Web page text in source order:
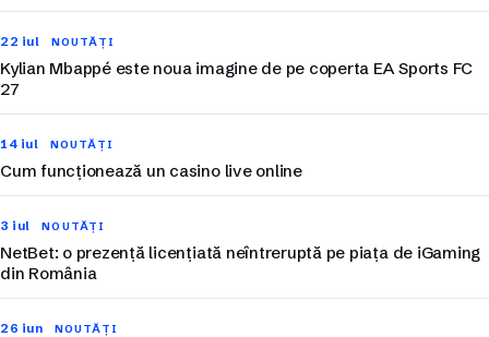
22 iul NOUTĂȚI
Kylian Mbappé este noua imagine de pe coperta EA Sports FC
27
14 iul NOUTĂȚI
Cum funcționează un casino live online
3 iul NOUTĂȚI
NetBet: o prezență licențiată neîntreruptă pe piața de iGaming
din România
26 iun NOUTĂȚI